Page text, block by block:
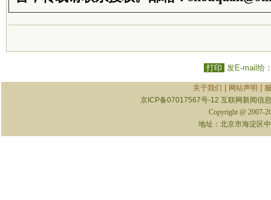
打印 发E-mail给
关于我们 网站声明
京ICP备07017567号-12 互联网新闻信
Copyright @ 2007-
地址：北京市海淀区